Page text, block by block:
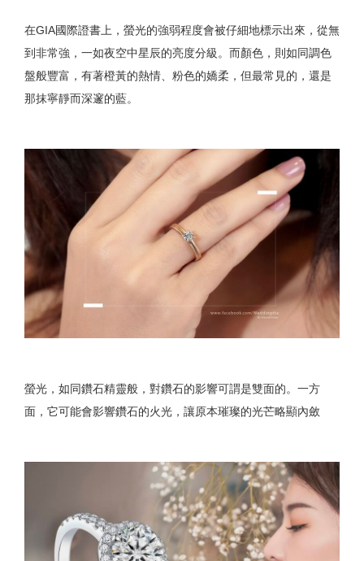
在GIA國際證書上，螢光的強弱程度會被仔細地標示出來，從無
到非常強，一如夜空中星辰的亮度分級。而顏色，則如同調色
盤般豐富，有著橙黃的熱情、粉色的嬌柔，但最常見的，還是
那抹寧靜而深邃的藍。
螢光，如同鑽石精靈般，對鑽石的影響可謂是雙面的。一方
面，它可能會影響鑽石的火光，讓原本璀璨的光芒略顯內斂